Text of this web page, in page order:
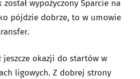
wypożyczony Sparcie na
pójdzie dobrze, to w umowie
jeszcze okazji do startów w
ligowych. Z dobrej strony